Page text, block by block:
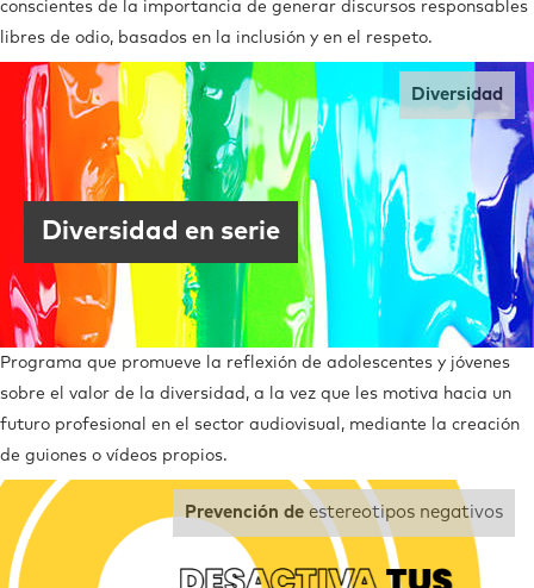
conscientes de la importancia de generar discursos responsables
libres de odio, basados en la inclusión y en el respeto.
Diversidad en serie
Diversidad
Programa que promueve la reflexión de adolescentes y jóvenes
sobre el valor de la diversidad, a la vez que les motiva hacia un
futuro profesional en el sector audiovisual, mediante la creación
de guiones o vídeos propios.
Prevención de estereotipos negativos